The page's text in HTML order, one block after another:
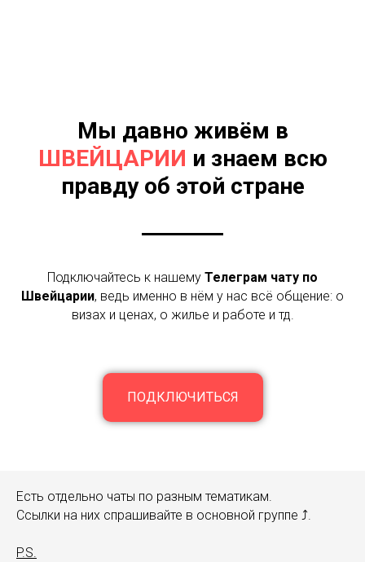
Мы давно живём в
ШВЕЙЦАРИИ и знаем всю
правду об этой стране
Подключайтесь к нашему Телеграм чату по
Швейцарии, ведь именно в нём у нас всё общение: о
визах и ценах, о жилье и работе и тд.
ПОДКЛЮЧИТЬСЯ
Есть отдельно чаты по разным тематикам.
Ссылки на них спрашивайте в основной группе ⤴️.
P.S.